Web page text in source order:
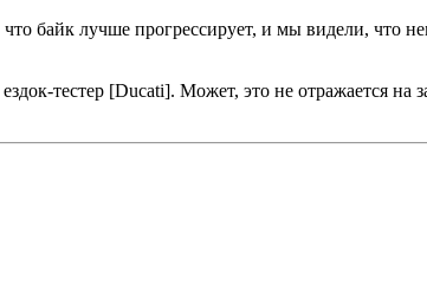
байк лучше прогрессирует, и мы видели, что
тестер [Ducati]. Может, это не отражается на